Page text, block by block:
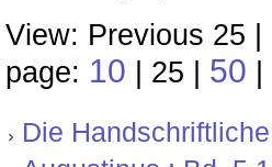
View: Previous 25
page: 10 | 25 | 50 |
Die